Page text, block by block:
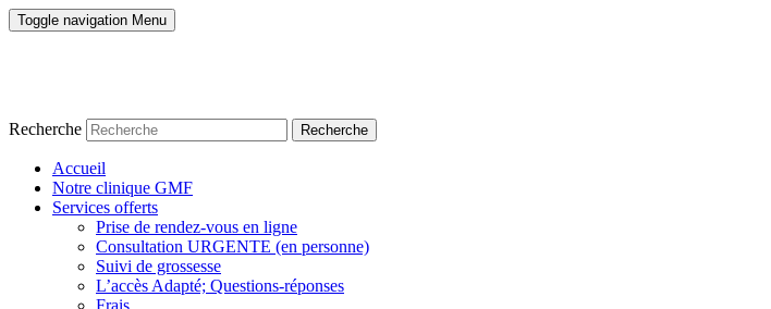
Toggle navigation Menu
Recherche
Accueil
Notre clinique GMF
Services offerts
Prise de rendez-vous en ligne
Consultation URGENTE (en personne)
Suivi de grossesse
L’accès Adapté; Questions-réponses
Frais